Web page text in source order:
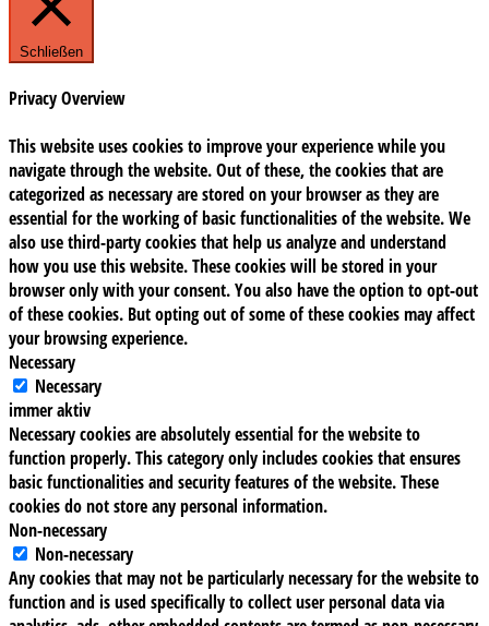
Schließen
Privacy Overview
This website uses cookies to improve your experience while you
navigate through the website. Out of these, the cookies that are
categorized as necessary are stored on your browser as they are
essential for the working of basic functionalities of the website. We
also use third-party cookies that help us analyze and understand
how you use this website. These cookies will be stored in your
browser only with your consent. You also have the option to opt-out
of these cookies. But opting out of some of these cookies may affect
your browsing experience.
Necessary
Necessary
immer aktiv
Necessary cookies are absolutely essential for the website to
function properly. This category only includes cookies that ensures
basic functionalities and security features of the website. These
cookies do not store any personal information.
Non-necessary
Non-necessary
Any cookies that may not be particularly necessary for the website to
function and is used specifically to collect user personal data via